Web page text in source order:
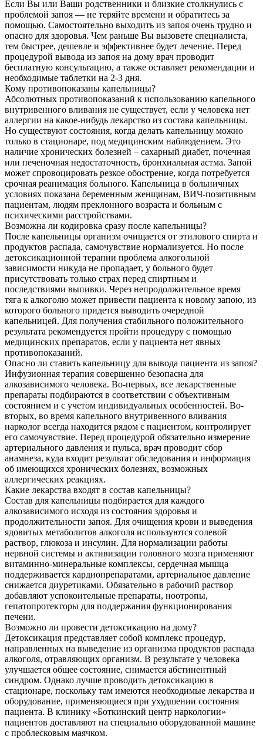
Если Вы или Ваши родственники и близкие столкнулись с
проблемой запоя — не теряйте времени и обратитесь за
помощью. Самостоятельно выходить из запоя очень трудно и
опасно для здоровья. Чем раньше Вы вызовете специалиста,
тем быстрее, дешевле и эффективнее будет лечение. Перед
процедурой вывода из запоя на дому врач проводит
бесплатную консультацию, а также оставляет рекомендации и
необходимые таблетки на 2-3 дня.
Кому противопоказаны капельницы?
Абсолютных противопоказаний к использованию капельного
внутривенного вливания не существует, если у человека нет
аллергии на какое-нибудь лекарство из состава капельницы.
Но существуют состояния, когда делать капельницу можно
только в стационаре, под медицинским наблюдением. Это
наличие хронических болезней – сахарный диабет, почечная
или печеночная недостаточность, бронхиальная астма. Запой
может спровоцировать резкое обострение, когда потребуется
срочная реанимация больного. Капельница в больничных
условиях показана беременным женщинам, ВИЧ-позитивным
пациентам, людям преклонного возраста и больным с
психическими расстройствами.
Возможна ли кодировка сразу после капельницы?
После капельницы организм очищается от этилового спирта и
продуктов распада, самочувствие нормализуется. Но после
детоксикационной терапии проблема алкогольной
зависимости никуда не пропадает, у больного будет
присутствовать только страх перед спиртным и
последствиями выпивки. Через непродолжительное время
тяга к алкоголю может привести пациента к новому запою, из
которого больного придется выводить очередной
капельницей. Для получения стабильного положительного
результата рекомендуется пройти процедуру с помощью
медицинских препаратов, если у пациента нет явных
противопоказаний.
Опасно ли ставить капельницу для вывода пациента из запоя?
Инфузионная терапия совершенно безопасна для
алкозависимого человека. Во-первых, все лекарственные
препараты подбираются в соответствии с объективным
состоянием и с учетом индивидуальных особенностей. Во-
вторых, во время капельного внутривенного вливания
нарколог всегда находится рядом с пациентом, контролирует
его самочувствие. Перед процедурой обязательно измерение
артериального давления и пульса, врач проводит сбор
анамнеза, куда входит результат обследования и информация
об имеющихся хронических болезнях, возможных
аллергических реакциях.
Какие лекарства входят в состав капельницы?
Состав для капельницы подбирается для каждого
алкозависимого исходя из состояния здоровья и
продолжительности запоя. Для очищения крови и выведения
ядовитых метаболитов алкоголя используются солевой
раствор, глюкоза и инсулин. Для нормализации работы
нервной системы и активизации головного мозга применяют
витаминно-минеральные комплексы, сердечная мышца
поддерживается кардиопрепаратами, артериальное давление
снижается диуретиками. Обязательно в рабочий раствор
добавляют успокоительные препараты, ноотропы,
гепатопротекторы для поддержания функционирования
печени.
Возможно ли провести детоксикацию на дому?
Детоксикация представляет собой комплекс процедур,
направленных на выведение из организма продуктов распада
алкоголя, отравляющих организм. В результате у человека
улучшается общее состояние, снимается абстинентный
синдром. Однако лучше проводить детоксикацию в
стационаре, поскольку там имеются необходимые лекарства и
оборудование, применяющиеся при ухудшении состояния
пациента. В клинику «Боткинский центр наркологии»
пациентов доставляют на специально оборудованной машине
с проблесковым маячком.